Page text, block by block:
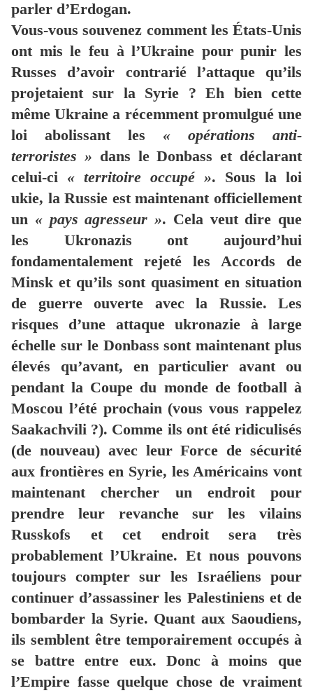
parler d’Erdogan.
Vous-vous souvenez comment les États-Unis
ont mis le feu à l’Ukraine pour punir les
Russes d’avoir contrarié l’attaque qu’ils
projetaient sur la Syrie ? Eh bien cette
même Ukraine a récemment promulgué une
loi abolissant les « opérations anti-
terroristes » dans le Donbass et déclarant
celui-ci « territoire occupé ». Sous la loi
ukie, la Russie est maintenant officiellement
un « pays agresseur ». Cela veut dire que
les Ukronazis ont aujourd’hui
fondamentalement rejeté les Accords de
Minsk et qu’ils sont quasiment en situation
de guerre ouverte avec la Russie. Les
risques d’une attaque ukronazie à large
échelle sur le Donbass sont maintenant plus
élevés qu’avant, en particulier avant ou
pendant la Coupe du monde de football à
Moscou l’été prochain (vous vous rappelez
Saakachvili ?). Comme ils ont été ridiculisés
(de nouveau) avec leur Force de sécurité
aux frontières en Syrie, les Américains vont
maintenant chercher un endroit pour
prendre leur revanche sur les vilains
Russkofs et cet endroit sera très
probablement l’Ukraine. Et nous pouvons
toujours compter sur les Israéliens pour
continuer d’assassiner les Palestiniens et de
bombarder la Syrie. Quant aux Saoudiens,
ils semblent être temporairement occupés à
se battre entre eux. Donc à moins que
l’Empire fasse quelque chose de vraiment